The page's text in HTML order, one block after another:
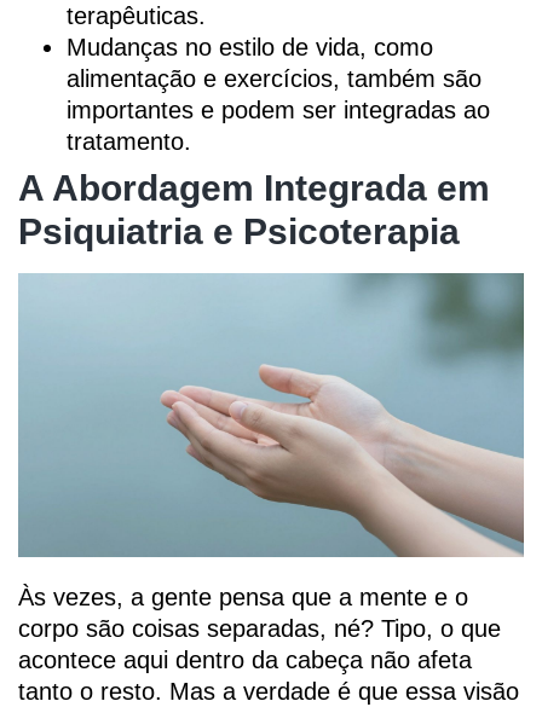
terapêuticas.
Mudanças no estilo de vida, como
alimentação e exercícios, também são
importantes e podem ser integradas ao
tratamento.
A Abordagem Integrada em
Psiquiatria e Psicoterapia
Às vezes, a gente pensa que a mente e o
corpo são coisas separadas, né? Tipo, o que
acontece aqui dentro da cabeça não afeta
tanto o resto. Mas a verdade é que essa visão